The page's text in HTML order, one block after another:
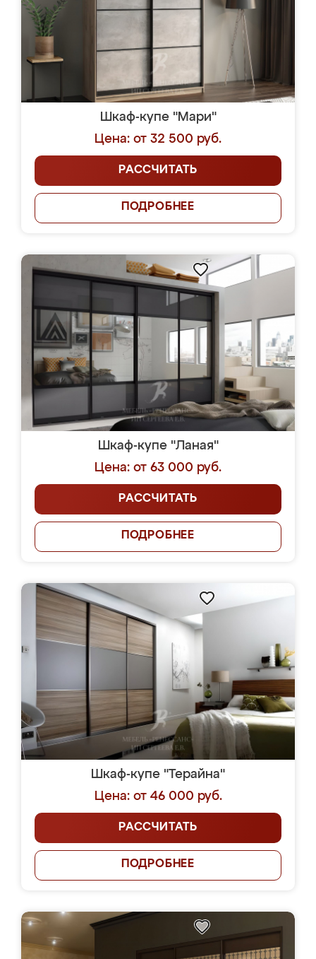
Шкаф-купе "Мари"
Цена: от 32 500 руб.
РАССЧИТАТЬ
ПОДРОБНЕЕ
Шкаф-купе "Ланая"
Цена: от 63 000 руб.
РАССЧИТАТЬ
ПОДРОБНЕЕ
Шкаф-купе "Терайна"
Цена: от 46 000 руб.
РАССЧИТАТЬ
ПОДРОБНЕЕ